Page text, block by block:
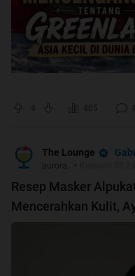
4 405 4
The Lounge
aurora.. •
Resep Masker
Mencerahkan Kulit,